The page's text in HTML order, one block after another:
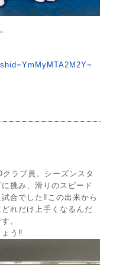
ラブ員。シーズンスタ
挑み、滑りのスピード
合でした‼︎この出来から
れだけ上手くなるんだ
。
う‼︎